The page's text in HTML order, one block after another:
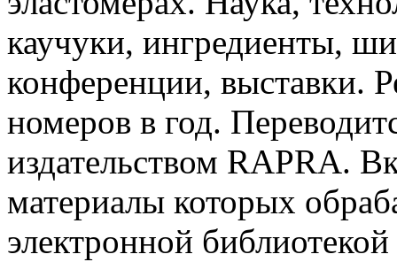
каучуки, ингредиенты,
конференции, выставки.
номеров в год.
издательством RAPRA.
материалы которых
электронной